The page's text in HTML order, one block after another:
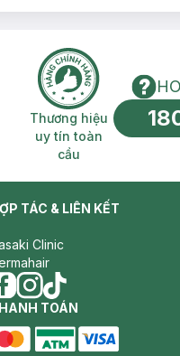
phí Thương hiệu
Thương hiệu
uy tín toàn
cầu
TÁC & LIÊN KẾT
Clinic
instagram
tiktok
TOÁN